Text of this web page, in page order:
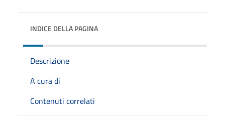
INDICE DELLA PAGINA
Descrizione
A cura di
Contenuti correlati